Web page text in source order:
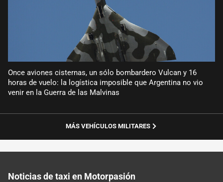
Once aviones cisternas, un sólo bombardero Vulcan y 16
horas de vuelo: la logística imposible que Argentina no vio
venir en la Guerra de las Malvinas
MÁS VEHÍCULOS MILITARES
Noticias de taxi en Motorpasión